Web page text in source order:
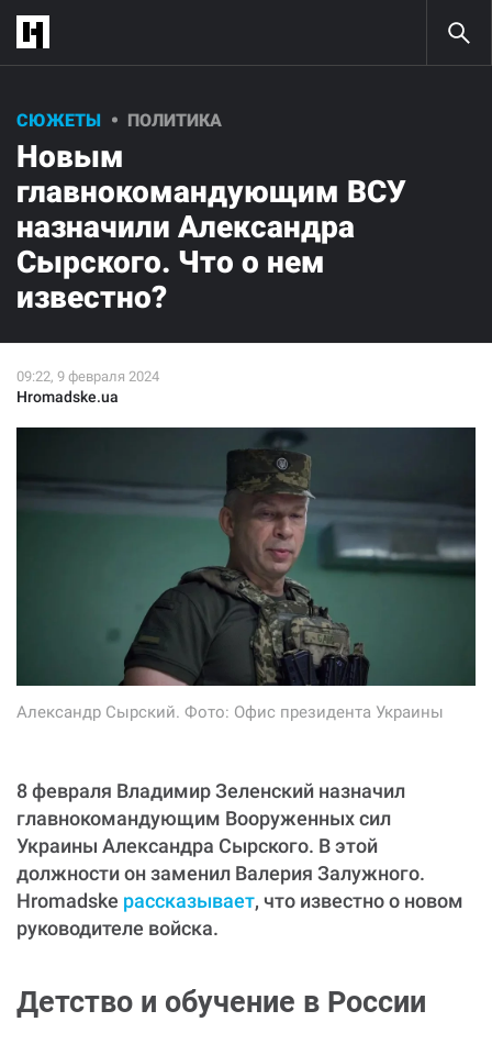
СЮЖЕТЫ ПОЛИТИКА
Новым
главнокомандующим ВСУ
назначили Александра
Сырского. Что о нем
известно?
Hromadske.ua
Александр Сырский. Фото: Офис президента Украины
8 февраля Владимир Зеленский назначил
главнокомандующим Вооруженных сил
Украины Александра Сырского. В этой
должности он заменил Валерия Залужного.
Hromadske рассказывает, что известно о новом
руководителе войска.
Детство и обучение в России